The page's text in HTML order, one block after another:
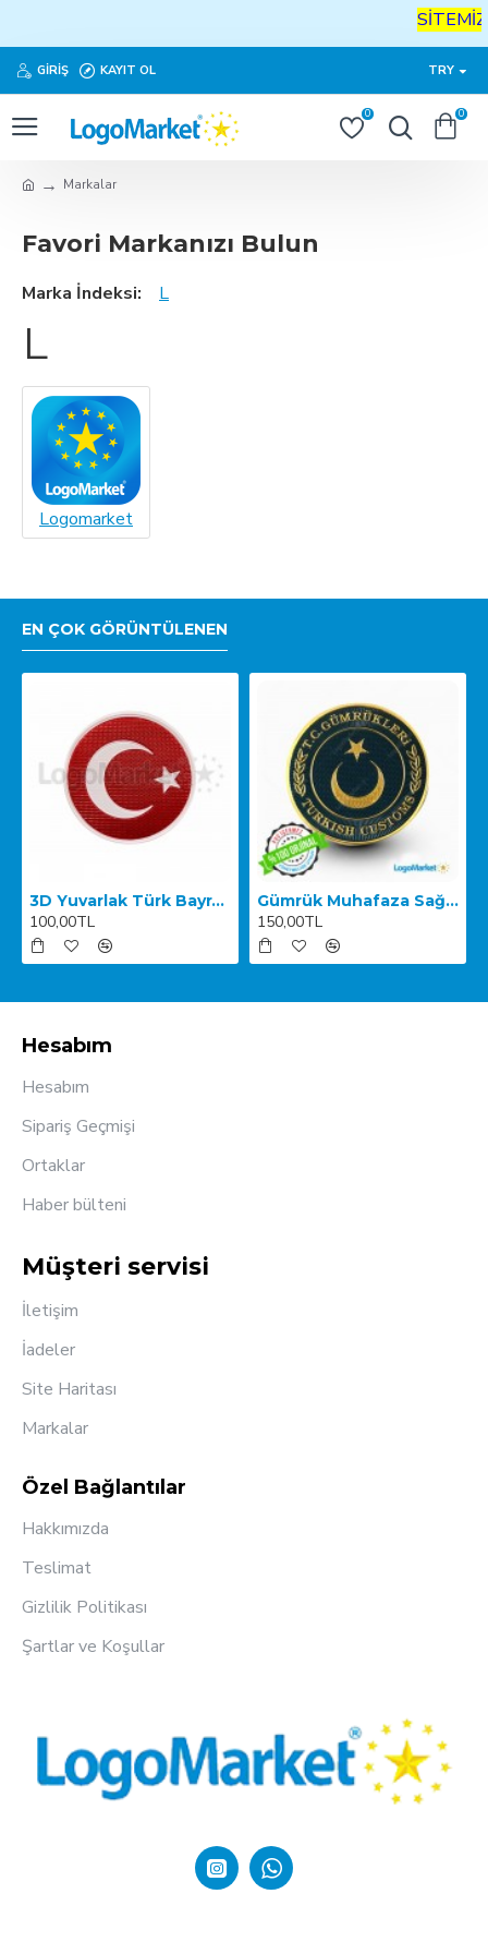
GIRIŞ KAYIT OL TRY
0 0
Markalar
Favori Markanızı Bulun
Marka İndeksi: L
L
Logomarket
EN ÇOK GÖRÜNTÜLENEN
3D Yuvarlak Türk Bayrağı TPU
100,00TL
Gümrük Muhafaza Sağ Kol Arması
150,00TL
Hesabım
Hesabım
Sipariş Geçmişi
Ortaklar
Haber bülteni
Müşteri servisi
İletişim
İadeler
Site Haritası
Markalar
Özel Bağlantılar
Hakkımızda
Teslimat
Gizlilik Politikası
Şartlar ve Koşullar